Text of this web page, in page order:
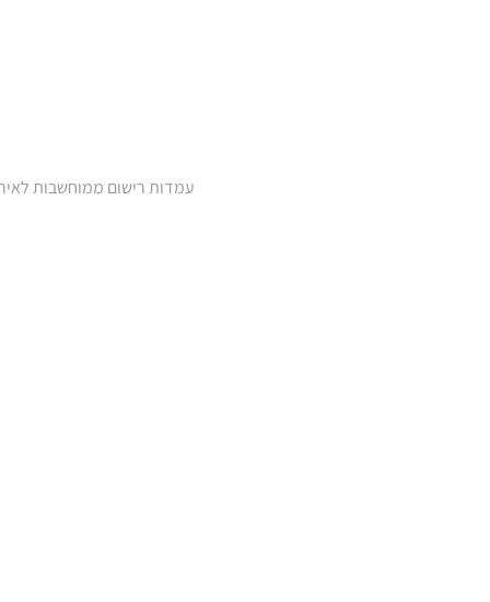
עמדות רישום ממוחשבות